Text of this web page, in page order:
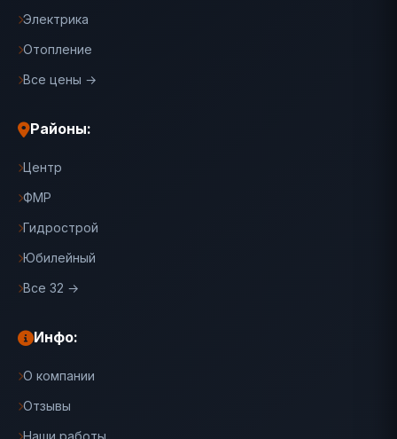
Электрика
Отопление
Все цены →
Районы:
Центр
ФМР
Гидрострой
Юбилейный
Все 32 →
Инфо:
О компании
Отзывы
Наши работы